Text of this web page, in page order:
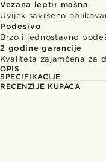
Vezana leptir mašna
Uvijek savršeno
Podesivo
Brzo i jednostavno
2 godine garancije
Kvaliteta zajamčena za
OPIS
SPECIFIKACIJE
RECENZIJE KUPACA